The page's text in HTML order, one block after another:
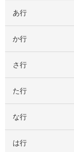
あ行
か行
さ行
た行
な行
は行